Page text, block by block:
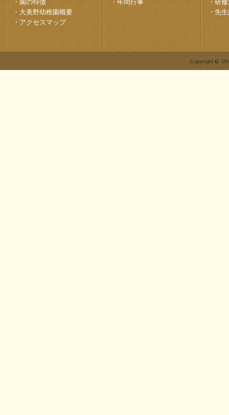
・ 園の特徴
・ 大美野幼稚園概要
・ アクセスマップ
・ 年間行事 ・ 研
・ 先